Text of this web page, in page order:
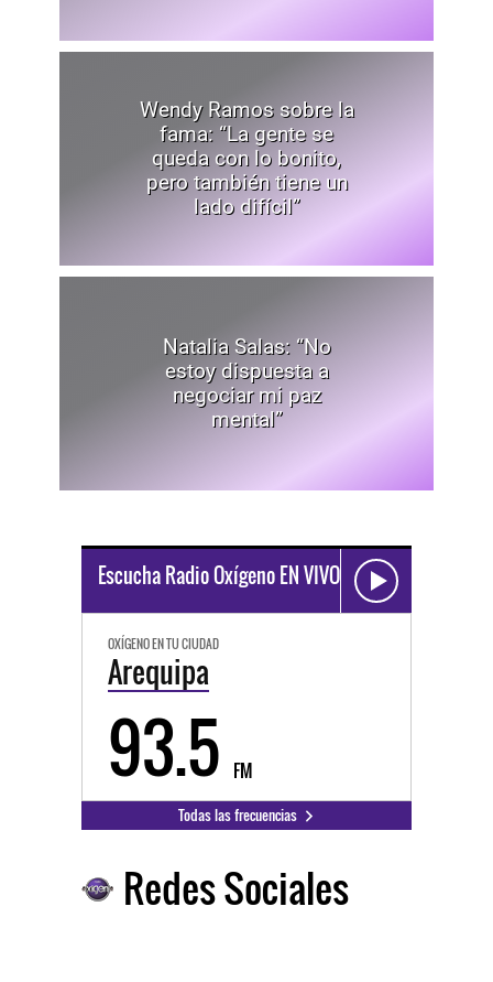
Wendy Ramos sobre la
fama: “La gente se
queda con lo bonito,
pero también tiene un
lado difícil”
Natalia Salas: “No
estoy dispuesta a
negociar mi paz
mental”
Escucha Radio Oxígeno EN VIVO
OXÍGENO EN TU CIUDAD
Arequipa
93.5 FM
Todas las frecuencias
Redes Sociales